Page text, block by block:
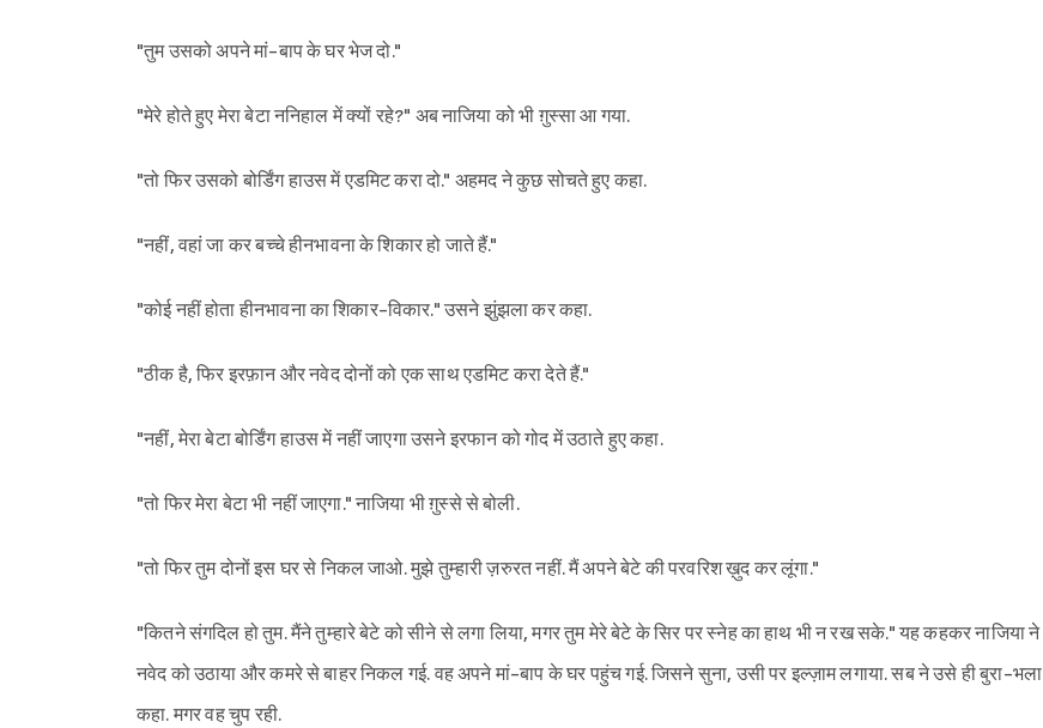
"तुम उसको अपने मां-बाप के घर भेज दो."
"मेरे होते हुए मेरा बेटा ननिहाल में क्यों रहे?" अब नाजिया को भी ग़ुस्सा आ गया.
"तो फिर उसको बोर्डिंग हाउस में एडमिट करा दो." अहमद ने कुछ सोचते हुए कहा.
"नहीं, वहां जा कर बच्चे हीनभावना के शिकार हो जाते हैं."
"कोई नहीं होता हीनभावना का शिकार-विकार." उसने झुंझला कर कहा.
"ठीक है, फिर इरफ़ान और नवेद दोनों को एक साथ एडमिट करा देते हैं."
"नहीं, मेरा बेटा बोर्डिंग हाउस में नहीं जाएगा उसने इरफान को गोद में उठाते हुए कहा.
"तो फिर मेरा बेटा भी नहीं जाएगा." नाजिया भी ग़ुस्से से बोली.
"तो फिर तुम दोनों इस घर से निकल जाओ. मुझे तुम्हारी ज़रुरत नहीं. मैं अपने बेटे की परवरिश ख़ुद कर लूंगा."
"कितने संगदिल हो तुम. मैंने तुम्हारे बेटे को सीने से लगा लिया, मगर तुम मेरे बेटे के सिर पर स्नेह का हाथ भी न रख सके." यह कहकर नाजिया ने
नवेद को उठाया और कमरे से बाहर निकल गई. वह अपने मां-बाप के घर पहुंच गई. जिसने सुना, उसी पर इल्ज़ाम लगाया. सब ने उसे ही बुरा-भला
कहा. मगर वह चुप रही.